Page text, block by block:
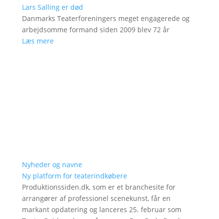
Lars Salling er død
Danmarks Teaterforeningers meget engagerede og
arbejdsomme formand siden 2009 blev 72 år
Læs mere
Nyheder og navne
Ny platform for teaterindkøbere
Produktionssiden.dk, som er et branchesite for
arrangører af professionel scenekunst, får en
markant opdatering og lanceres 25. februar som